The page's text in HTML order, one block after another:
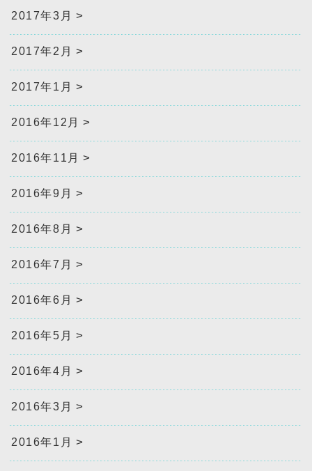
2017年3月
2017年2月
2017年1月
2016年12月
2016年11月
2016年9月
2016年8月
2016年7月
2016年6月
2016年5月
2016年4月
2016年3月
2016年1月